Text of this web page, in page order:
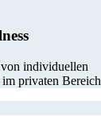
individuellen
im privaten Bereich